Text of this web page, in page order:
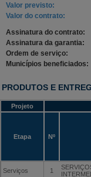
Valor previsto:
Valor do contrato:
Assinatura do contrato:
Assinatura da garantia:
Ordem de serviço:
Municípios beneficiados:
PRODUTOS E
Projeto
Etapa Nº
Serviços 1